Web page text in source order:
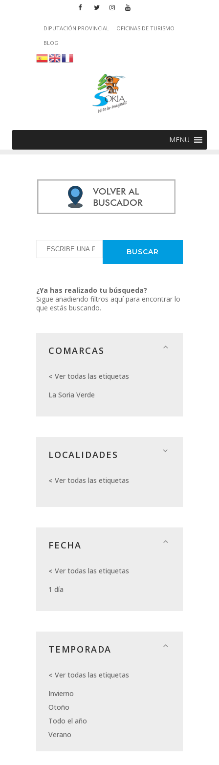
DIPUTACIÓN PROVINCIAL
OFICINAS DE TURISMO
BLOG
MENU
¿Ya has realizado tu búsqueda?
Sigue añadiendo filtros aquí para encontrar lo
que estás buscando.
COMARCAS
Ver todas las etiquetas
La Soria Verde
LOCALIDADES
Ver todas las etiquetas
FECHA
Ver todas las etiquetas
1 día
TEMPORADA
Ver todas las etiquetas
Invierno
Otoño
Todo el año
Verano